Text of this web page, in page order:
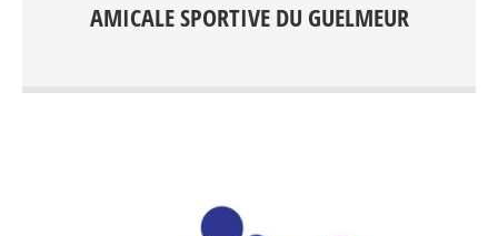
ans Hors compétition : + 18 ans Kévin Abjean : 06 66 11
AMICALE SPORTIVE DU GUELMEUR